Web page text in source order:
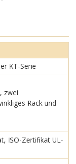
KT-Serie
zwei
Rack und
ISO-Zertifikat UL-